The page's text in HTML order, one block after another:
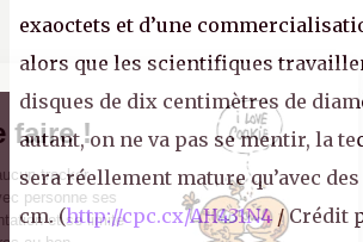
exaoctets et d’une
alors que les scientifiques
disques de dix centimètres de
autant, on ne va pas se mentir, la
sera réellement mature qu’avec des
cm. (http://cpc.cx/AH431N4 / Crédit
Il n'y a pas de
Cookie à se faire !
Ce site n'a recours à aucun tracker
externe, ne partage avec personne ses
statistiques de fréquentation et se limite